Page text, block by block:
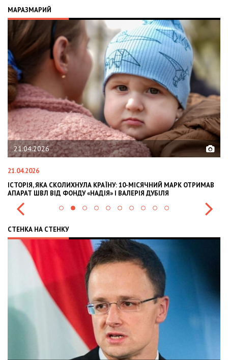
МАРАЗМАРИЙ
21.04.2026
21.04.2026
ІСТОРІЯ, ЯКА СКОЛИХНУЛА КРАЇНУ: 10-МІСЯЧНИЙ МАРК ОТРИМАВ
АПАРАТ ШВЛ ВІД ФОНДУ «НАДІЯ» І ВАЛЕРІЯ ДУБІЛЯ
СТЕНКА НА СТЕНКУ